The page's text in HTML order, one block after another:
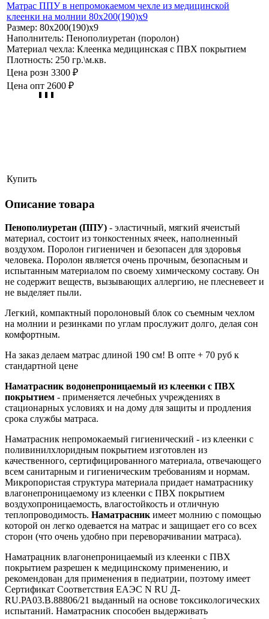
Матрас ППУ в непромокаемом чехле из медицинской
клеенки на молнии 80х200(190)х9
Размер: 80х200(190)х9
Наполнитель: Пенополиуретан (поролон)
Материал чехла: Клеенка медицинская с ПВХ покрытием
Плотность: 250 гр.\м.кв.
Цена розн 3300 ₽
Цена опт 2600 ₽
Купить
Описание товара
Пенополиуретан (ППУ) - эластичный, мягкий ячеистый
материал, состоит из тонкостенных ячеек, наполненный
воздухом. Поролон гигиеничен и безопасен для здоровья
человека. Поролон является очень прочным, безопасным и
испытанным материалом по своему химическому составу. Он
не содержит веществ, вызывающих аллергию, не плесневеет и
не выделяет пыли.
Легкий, компактный поролоновый блок со съемным чехлом
на молнии и резинками по углам прослужит долго, делая сон
комфортным.
На заказ делаем матрас длиной 190 см! В опте + 70 руб к
стандартной цене
Наматрасник водонепроницаемый из клеенки с ПВХ
покрытием - применяется лечебных учреждениях в
стационарных условиях и на дому для защиты и продления
срока службы матраса.
Наматрасник непромокаемый гигиенический - из клеенки с
поливинилхлоридным покрытием изготовлен из
качественного, сертифицированного материала, отвечающего
всем санитарным и гигиеническим требованиям и нормам.
Микропористая структура материала придает наматраснику
влагонепроницаемому из клеенки с ПВХ покрытием
воздухопроницаемость, влагостойкость и отличную
теплопроводимость. Наматрасник имеет молнию с помощью
которой он легко одевается на матрас и защищает его со всех
сторон (что очень удобно при переворачивании матраса).
Наматрацник влагонепроницаемый из клеенки с ПВХ
покрытием разрешен к медицинскому применению, и
рекомендован для применения в педиатрии, поэтому имеет
Сертификат Соответствия ЕАЭС N RU Д-
RU.РА03.В.88806/21 выданный на основе токсикологических
испытаний. Наматрасник способен выдерживать